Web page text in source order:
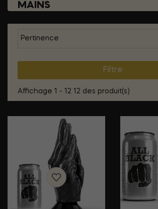
MAINS
Pertinence
Filtre
Affichage 1 - 12 12 des produit(s)